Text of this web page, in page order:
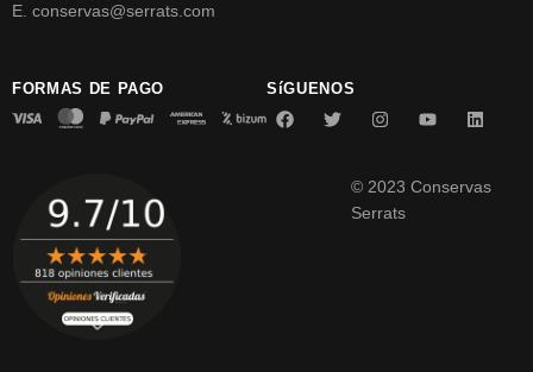
E. conservas@serrats.com
FORMAS DE PAGO SíGUENOS
© 2023 Conservas
Serrats